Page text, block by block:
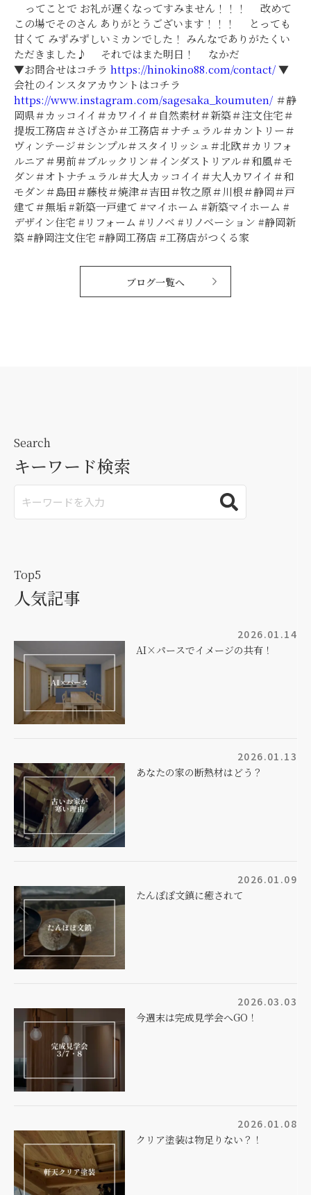
ってことで お礼が遅くなってすみません！！！ 改めて
この場でそのさん ありがとうございます！！！ とっても
甘くて みずみずしいミカンでした！ みんなでありがたくい
ただきました♪ それではまた明日！ なかだ
▼お問合せはコチラ https://hinokino88.com/contact/▼
会社のインスタアカウントはコチラ
https://www.instagram.com/sagesaka_koumuten/ ＃静
岡県＃カッコイイ＃カワイイ＃自然素材＃新築＃注文住宅＃
提坂工務店＃さげさか＃工務店＃ナチュラル＃カントリー＃
ヴィンテージ＃シンプル＃スタイリッシュ＃北欧＃カリフォ
ルニア＃男前＃ブルックリン＃インダストリアル＃和風＃モ
ダン＃オトナチュラル＃大人カッコイイ＃大人カワイイ＃和
モダン＃島田＃藤枝＃焼津＃吉田＃牧之原＃川根＃静岡＃戸
建て＃無垢 #新築一戸建て #マイホーム #新築マイホーム #
デザイン住宅 #リフォーム #リノベ #リノベーション #静岡新
築 #静岡注文住宅 #静岡工務店 #工務店がつくる家
ブログ一覧へ
Search
キーワード検索
Top5
人気記事
2026.01.14
AI×パースでイメージの共有！
2026.01.13
あなたの家の断熱材はどう？
2026.01.09
たんぽぽ文鎮に癒されて
2026.03.03
今週末は完成見学会へGO！
2026.01.08
クリア塗装は物足りない？！